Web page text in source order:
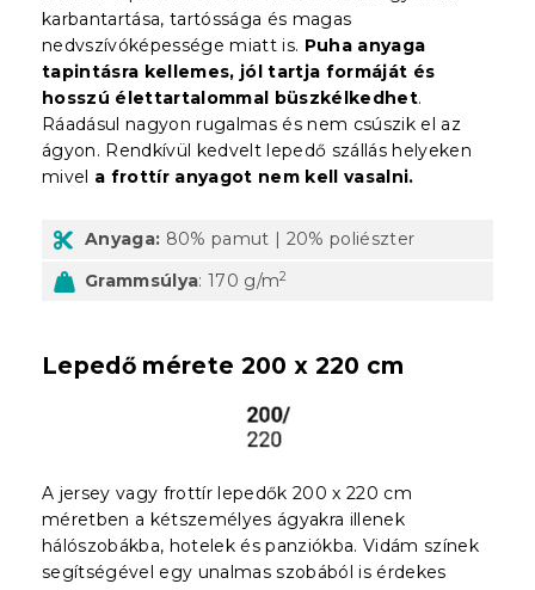
karbantartása, tartóssága és magas
nedvszívóképessége miatt is. Puha anyaga
tapintásra kellemes, jól tartja formáját és
hosszú élettartalommal büszkélkedhet.
Ráadásul nagyon rugalmas és nem csúszik el az
ágyon. Rendkívül kedvelt lepedő szállás helyeken
mivel a frottír anyagot nem kell vasalni.
Anyaga: 80% pamut | 20% poliészter
Grammsúlya: 170 g/m2
Lepedő mérete 200 x 220 cm
A jersey vagy frottír lepedők 200 x 220 cm
méretben a kétszemélyes ágyakra illenek
hálószobákba, hotelek és panziókba. Vidám színek
segítségével egy unalmas szobából is érdekes